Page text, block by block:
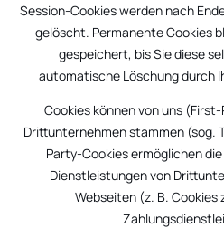
Session-Cookies werden nach
gelöscht. Permanente Cookies
gespeichert, bis Sie diese
automatische Löschung durch
Cookies können von uns
Drittunternehmen stammen (sog.
Party-Cookies ermöglichen
Dienstleistungen von
Webseiten (z. B. Cookies